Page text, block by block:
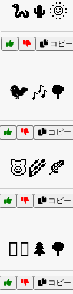
🐍🌵🌞
コピー
🐦🎶🌳
コピー
🐷🌾🍂
コピー
🚴‍♀️🌲🌳
コピー